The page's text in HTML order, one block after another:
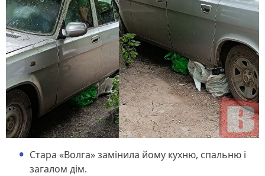
Стара «Волга» замінила йому кухню, спальню і
загалом дім.